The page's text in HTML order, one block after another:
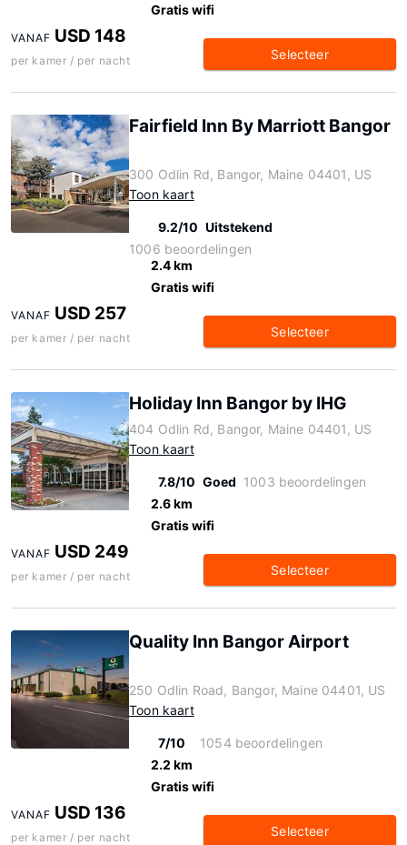
Gratis wifi
VANAF USD 148
per kamer / per nacht Selecteer
Fairfield Inn By Marriott Bangor
300 Odlin Rd, Bangor, Maine 04401, US
Toon kaart
9.2/10 Uitstekend
1006 beoordelingen
2.4 km
Gratis wifi
VANAF USD 257
per kamer / per nacht Selecteer
Holiday Inn Bangor by IHG
404 Odlin Rd, Bangor, Maine 04401, US
Toon kaart
7.8/10 Goed 1003 beoordelingen
2.6 km
Gratis wifi
VANAF USD 249
per kamer / per nacht Selecteer
Quality Inn Bangor Airport
250 Odlin Road, Bangor, Maine 04401, US
Toon kaart
7/10
1054 beoordelingen
2.2 km
Gratis wifi
VANAF USD 136
per kamer / per nacht Selecteer